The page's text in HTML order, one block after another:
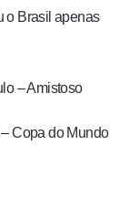
o Brasil apenas
– Amistoso
Copa do Mundo